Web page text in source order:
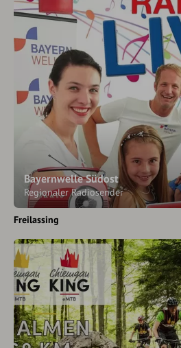
Bayernwelle Südost
Regionaler Radiosender
Freilassing